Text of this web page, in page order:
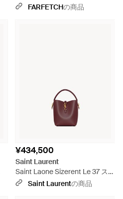
グ - ピンク
FARFETCHの商品
¥434,500
Saint Laurent
Saint Laone Sizerent Le 37 スモ
ール（シャイニーレザー） - ピ
Saint Laurentの商品